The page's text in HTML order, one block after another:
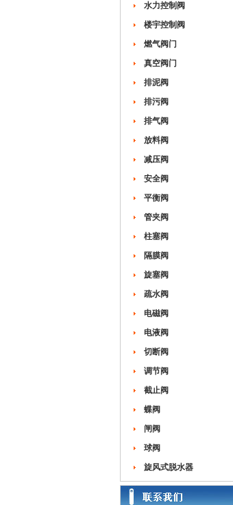
水力控制阀
楼宇控制阀
燃气阀门
真空阀门
排泥阀
排污阀
排气阀
放料阀
减压阀
安全阀
平衡阀
管夹阀
柱塞阀
隔膜阀
旋塞阀
疏水阀
电磁阀
电液阀
切断阀
调节阀
截止阀
蝶阀
闸阀
球阀
旋风式脱水器